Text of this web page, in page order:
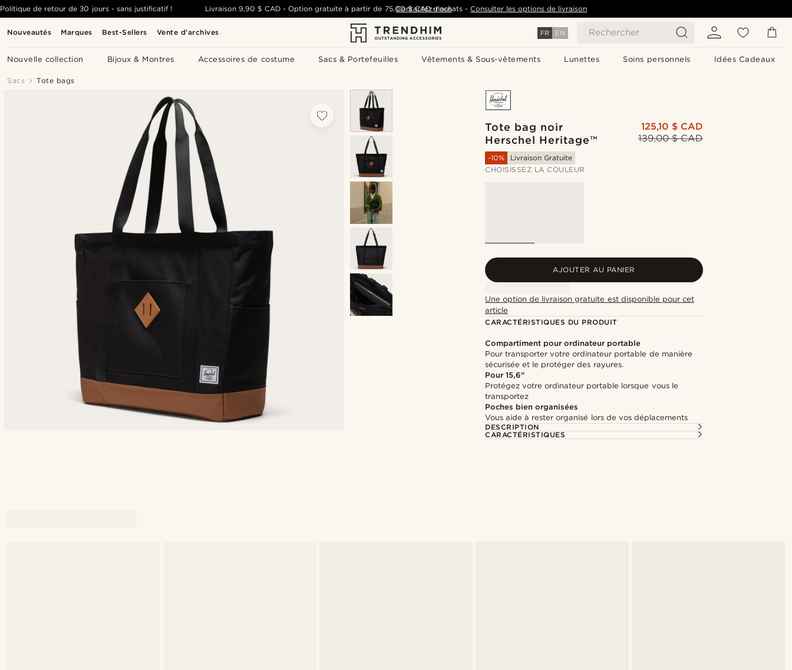
Nouveautés Marques Best-Sellers Vente d'archives FR EN Rechercher
Nouvelle collection Bijoux & Montres Accessoires de costume Sacs & Portefeuilles Vêtements & Sous-vêtements Lunettes Soins personnels Idées Cadeaux
Politique de retour de 30 jours - sans justificatif ! Livraison 9,90 $ CAD-Option gratuite à partir de 75,00 $ CAD d'achats - Consulter les options de livraison
Contactez-nous
Sacs Tote bags
Tote bag noir
Herschel Heritage™
139,00 $ CAD
125,10 $ CAD
-10%
Livraison Gratuite
CHOISISSEZ LA COULEUR
AJOUTER AU PANIER
Une option de livraison gratuite est disponible pour cet
article
CARACTÉRISTIQUES DU PRODUIT
Compartiment pour ordinateur portable
Pour transporter votre ordinateur portable de manière
sécurisée et le protéger des rayures.
Pour 15,6"
Protégez votre ordinateur portable lorsque vous le
transportez
Poches bien organisées
Vous aide à rester organisé lors de vos déplacements
DESCRIPTION
CARACTÉRISTIQUES